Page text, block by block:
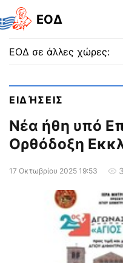
EOΔ
ΕΟΔ σε άλλες χώρες:
ΕΙΔΉΣΕΙΣ
Νέα ήθη υπό
Ορθόδοξη
17 Οκτωβρίου 2025 19:53